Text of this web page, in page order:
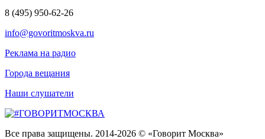
8 (495) 950-62-26
info@govoritmoskva.ru
Реклама на радио
Города вещания
Наши слушатели
Все права защищены. 2014-2026 © «Говорит Москва»